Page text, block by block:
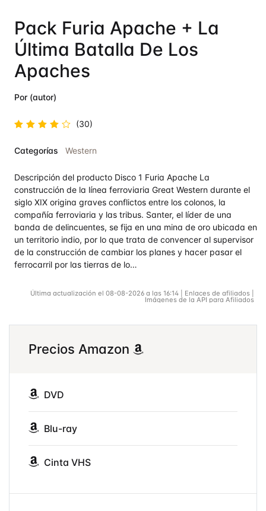
Pack Furia Apache + La
Última Batalla De Los
Apaches
Por (autor)
en4.5
(30)
Categorías Western
Descripción del producto Disco 1 Furia Apache La
construcción de la línea ferroviaria Great Western durante el
siglo XIX origina graves conflictos entre los colonos, la
compañía ferroviaria y las tribus. Santer, el líder de una
banda de delincuentes, se fija en una mina de oro ubicada en
un territorio indio, por lo que trata de convencer al supervisor
de la construcción de cambiar los planes y hacer pasar el
ferrocarril por las tierras de lo…
Última actualización el 08-08-2026 a las 16:14 | Enlaces de afiliados |
Imágenes de la API para Afiliados
Precios Amazon
DVD
Blu-ray
Cinta VHS